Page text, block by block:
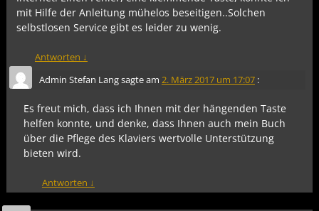
mit Hilfe der Anleitung mühelos beseitigen..Solchen
selbstlosen Service gibt es leider zu wenig.
Antworten ↓
Admin Stefan Langsagte am 2. März 2017 um 17:07 :
Es freut mich, dass ich Ihnen mit der hängenden Taste
helfen konnte, und denke, dass Ihnen auch mein Buch
über die Pflege des Klaviers wertvolle Unterstützung
bieten wird.
Antworten ↓